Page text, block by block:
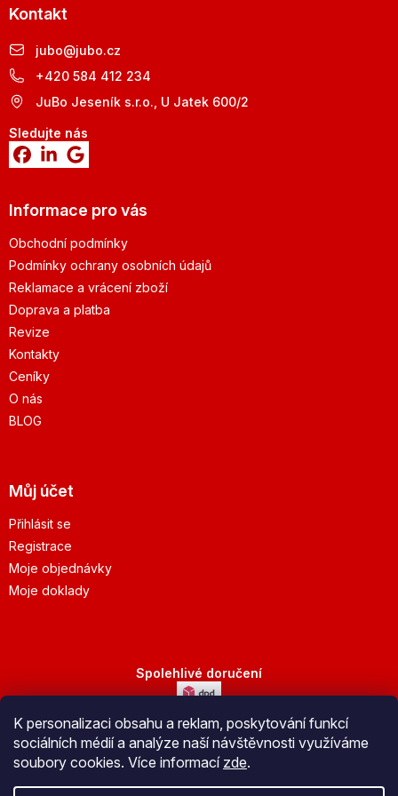
K personalizaci obsahu a reklam, poskytování funkcí
sociálních médií a analýze naší návštěvnosti využíváme
soubory cookies. Více informací zde.
Kontakt
jubo@jubo.cz
+420 584 412 234
JuBo Jeseník s.r.o., U Jatek 600/2
Sledujte nás
Informace pro vás
Obchodní podmínky
Podmínky ochrany osobních údajů
Reklamace a vrácení zboží
Doprava a platba
Revize
Kontakty
Ceníky
O nás
BLOG
Můj účet
Přihlásit se
Registrace
Moje objednávky
Moje doklady
Spolehlivé doručení
Bezpečná platba